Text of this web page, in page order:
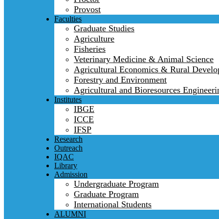
Provost
Faculties
Graduate Studies
Agriculture
Fisheries
Veterinary Medicine & Animal Science
Agricultural Economics & Rural
Forestry and Environment
Agricultural and Bioresources
Institutes
IBGE
ICCE
IFSP
Research
Outreach
IQAC
Library
Admission
Undergraduate Program
Graduate Program
International Students
ALUMNI